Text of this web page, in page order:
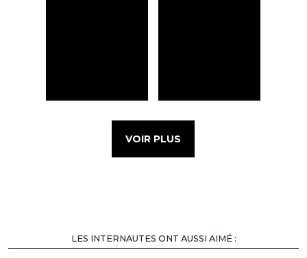
VOIR PLUS
LES INTERNAUTES ONT AUSSI AIMÉ :